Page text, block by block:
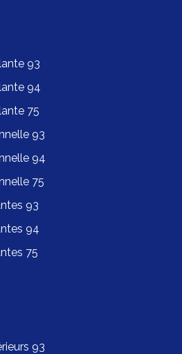
93
94
75
93
94
75
93
94
75
93